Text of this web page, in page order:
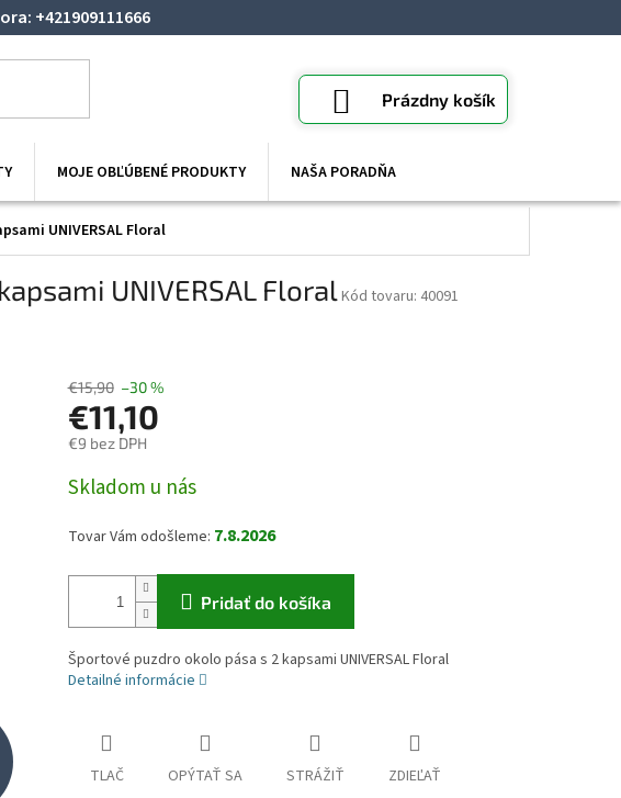
+421909111666
NÁKUPNÝ
KOŠÍK
Prázdny košík
MOJE OBĽÚBENÉ PRODUKTY NAŠA PORADŇA
UNIVERSAL Floral
UNIVERSAL Floral 40091
€15,90 –30 %
€11,10
€9 bez DPH
Jednotková
cena:
Skladom u nás
7.8.2026
Pridať do košíka
Športové puzdro okolo pása s 2 kapsami UNIVERSAL Floral
Detailné informácie
TLAČ OPÝTAŤ SA STRÁŽIŤ ZDIEĽAŤ